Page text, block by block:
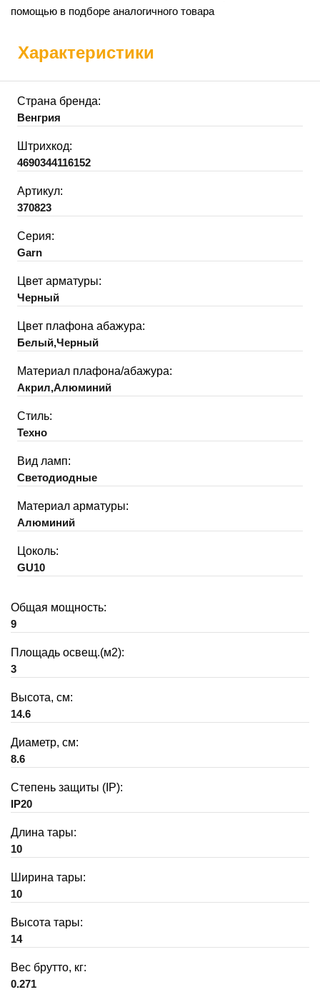
помощью в подборе аналогичного товара
Характеристики
Страна бренда:
Венгрия
Штрихкод:
4690344116152
Артикул:
370823
Серия:
Garn
Цвет арматуры:
Черный
Цвет плафона абажура:
Белый,Черный
Материал плафона/абажура:
Акрил,Алюминий
Стиль:
Техно
Вид ламп:
Светодиодные
Материал арматуры:
Алюминий
Цоколь:
GU10
Общая мощность:
9
Площадь освещ.(м2):
3
Высота, см:
14.6
Диаметр, см:
8.6
Степень защиты (IP):
IP20
Длина тары:
10
Ширина тары:
10
Высота тары:
14
Вес брутто, кг:
0.271